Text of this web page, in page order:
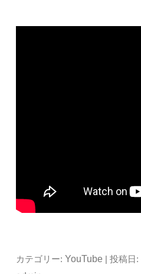
カテゴリー: YouTube | 投稿日: